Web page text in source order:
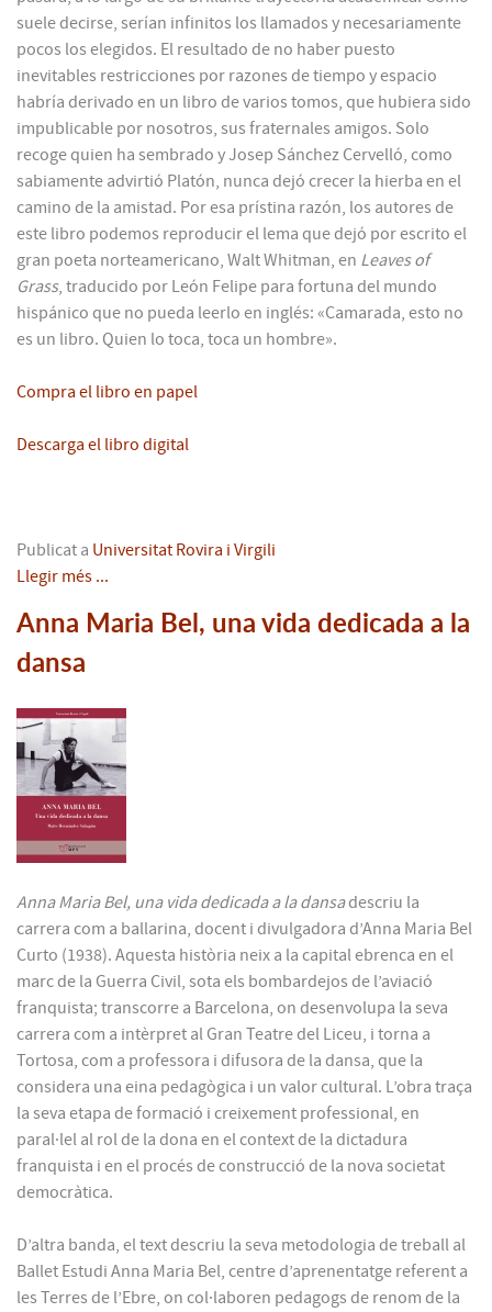
suele decirse, serían infinitos los llamados y necesariamente
pocos los elegidos. El resultado de no haber puesto
inevitables restricciones por razones de tiempo y espacio
habría derivado en un libro de varios tomos, que hubiera sido
impublicable por nosotros, sus fraternales amigos. Solo
recoge quien ha sembrado y Josep Sánchez Cervelló, como
sabiamente advirtió Platón, nunca dejó crecer la hierba en el
camino de la amistad. Por esa prístina razón, los autores de
este libro podemos reproducir el lema que dejó por escrito el
gran poeta norteamericano, Walt Whitman, en Leaves of
Grass, traducido por León Felipe para fortuna del mundo
hispánico que no pueda leerlo en inglés: «Camarada, esto no
es un libro. Quien lo toca, toca un hombre».
Compra el libro en papel
Descarga el libro digital
Publicat a Universitat Rovira i Virgili
Llegir més ...
Anna Maria Bel, una vida dedicada a la
dansa
Anna Maria Bel, una vida dedicada a la dansadescriu la
carrera com a ballarina, docent i divulgadora d’Anna Maria Bel
Curto (1938). Aquesta història neix a la capital ebrenca en el
marc de la Guerra Civil, sota els bombardejos de l’aviació
franquista; transcorre a Barcelona, on desenvolupa la seva
carrera com a intèrpret al Gran Teatre del Liceu, i torna a
Tortosa, com a professora i difusora de la dansa, que la
considera una eina pedagògica i un valor cultural. L’obra traça
la seva etapa de formació i creixement professional, en
paral·lel al rol de la dona en el context de la dictadura
franquista i en el procés de construcció de la nova societat
democràtica.
D’altra banda, el text descriu la seva metodologia de treball al
Ballet Estudi Anna Maria Bel, centre d’aprenentatge referent a
les Terres de l’Ebre, on col·laboren pedagogs de renom de la